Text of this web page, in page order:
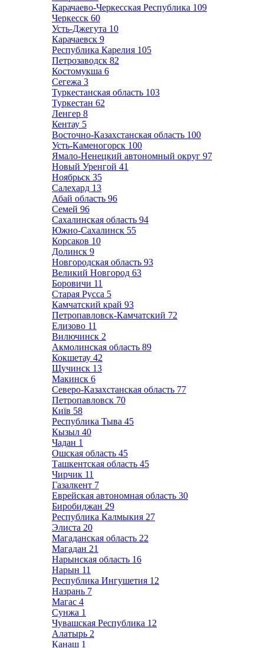
Карачаево-Черкесская Республика 109
Черкесск 60
Усть-Джегута 10
Карачаевск 9
Республика Карелия 105
Петрозаводск 82
Костомукша 6
Сегежа 3
Туркестанская область 103
Туркестан 62
Ленгер 8
Кентау 5
Восточно-Казахстанская область 100
Усть-Каменогорск 100
Ямало-Ненецкий автономный округ 97
Новый Уренгой 41
Ноябрьск 35
Салехард 13
Абай область 96
Семей 96
Сахалинская область 94
Южно-Сахалинск 55
Корсаков 10
Долинск 9
Новгородская область 93
Великий Новгород 63
Боровичи 11
Старая Русса 5
Камчатский край 93
Петропавловск-Камчатский 72
Елизово 11
Вилючинск 2
Акмолинская область 89
Кокшетау 42
Щучинск 13
Макинск 6
Северо-Казахстанская область 77
Петропавловск 70
Київ 58
Республика Тыва 45
Кызыл 40
Чадан 1
Ошская область 45
Ташкентская область 45
Чирчик 11
Газалкент 7
Еврейская автономная область 30
Биробиджан 29
Республика Калмыкия 27
Элиста 20
Магаданская область 22
Магадан 21
Нарынская область 16
Нарын 11
Республика Ингушетия 12
Назрань 7
Магас 4
Сунжа 1
Чувашская Республика 12
Алатырь 2
Канаш 1